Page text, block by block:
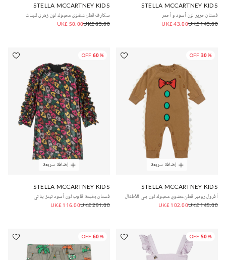
STELLA MCCARTNEY KIDS
فستان حرير لون أسود و أحمر
UK£ 143.00
UK£ 43.00
STELLA MCCARTNEY KIDS
سكارف قطن عضوي محبوك لون زهري للبنات
UK£ 83.00
UK£ 50.00
30% OFF
إضافة سريعة
STELLA MCCARTNEY KIDS
أفرول رومبر قطن عضوي محبوك لون بني للأطفال
UK£ 145.00
UK£ 102.00
60% OFF
إضافة سريعة
STELLA MCCARTNEY KIDS
فستان بطبعة قلوب لون أسود تينز بناتي
UK£ 291.00
UK£ 116.00
50% OFF
60% OFF